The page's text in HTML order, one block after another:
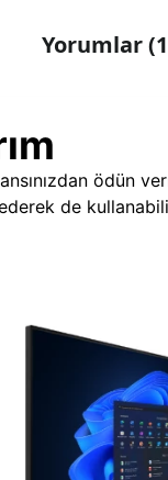
Yorumlar
ödün
de